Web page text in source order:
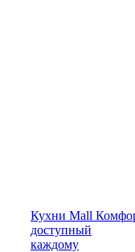
Кухни Mall
доступный
каждому